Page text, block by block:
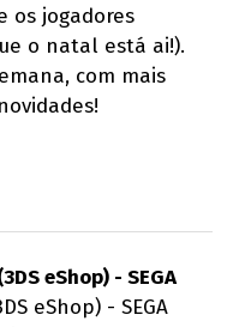
os jogadores
o natal está ai!).
com mais
eShop) - SEGA
- SEGA